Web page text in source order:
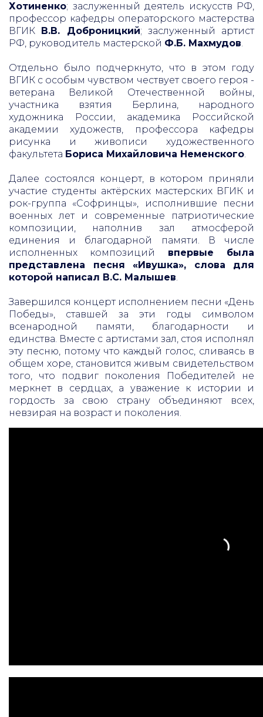
Хотиненко; заслуженный деятель искусств РФ,
профессор кафедры операторского мастерства
ВГИК В.В. Доброницкий; заслуженный артист
РФ, руководитель мастерской Ф.Б. Махмудов.
Отдельно было подчеркнуто, что в этом году
ВГИК с особым чувством чествует своего героя -
ветерана Великой Отечественной войны,
участника взятия Берлина, народного
художника России, академика Российской
академии художеств, профессора кафедры
рисунка и живописи художественного
факультета Бориса Михайловича Неменского.
Далее состоялся концерт, в котором приняли
участие студенты актёрских мастерских ВГИК и
рок-группа «Софринцы», исполнившие песни
военных лет и современные патриотические
композиции, наполнив зал атмосферой
единения и благодарной памяти. В числе
исполненных композиций впервые была
представлена песня «Ивушка», слова для
которой написал В.С. Малышев.
Завершился концерт исполнением песни «День
Победы», ставшей за эти годы символом
всенародной памяти, благодарности и
единства. Вместе с артистами зал, стоя исполнял
эту песню, потому что каждый голос, сливаясь в
общем хоре, становится живым свидетельством
того, что подвиг поколения Победителей не
меркнет в сердцах, а уважение к истории и
гордость за свою страну объединяют всех,
невзирая на возраст и поколения.